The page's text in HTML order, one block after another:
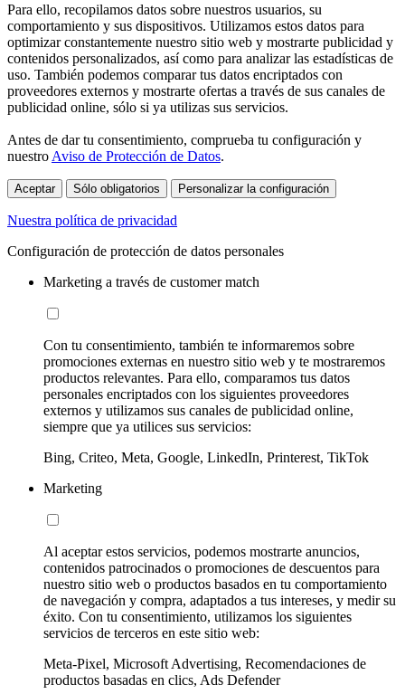
Para ello, recopilamos datos sobre nuestros usuarios, su
comportamiento y sus dispositivos. Utilizamos estos datos para
optimizar constantemente nuestro sitio web y mostrarte publicidad y
contenidos personalizados, así como para analizar las estadísticas de
uso. También podemos comparar tus datos encriptados con
proveedores externos y mostrarte ofertas a través de sus canales de
publicidad online, sólo si ya utilizas sus servicios.
Antes de dar tu consentimiento, comprueba tu configuración y
nuestro Aviso de Protección de Datos.
Aceptar Sólo obligatorios Personalizar la configuración
Nuestra política de privacidad
Configuración de protección de datos personales
Marketing a través de customer match
Con tu consentimiento, también te informaremos sobre
promociones externas en nuestro sitio web y te mostraremos
productos relevantes. Para ello, comparamos tus datos
personales encriptados con los siguientes proveedores
externos y utilizamos sus canales de publicidad online,
siempre que ya utilices sus servicios:
Bing, Criteo, Meta, Google, LinkedIn, Printerest, TikTok
Marketing
Al aceptar estos servicios, podemos mostrarte anuncios,
contenidos patrocinados o promociones de descuentos para
nuestro sitio web o productos basados en tu comportamiento
de navegación y compra, adaptados a tus intereses, y medir su
éxito. Con tu consentimiento, utilizamos los siguientes
servicios de terceros en este sitio web:
Meta-Pixel, Microsoft Advertising, Recomendaciones de
productos basadas en clics, Ads Defender